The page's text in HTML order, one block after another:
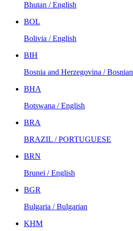
Bhutan / English
BOL
Bolivia / English
BIH
Bosnia and Herzegovina / Bosnian
BHA
Botswana / English
BRA
BRAZIL / PORTUGUESE
BRN
Brunei / English
BGR
Bulgaria / Bulgarian
KHM